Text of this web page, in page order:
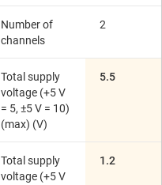
Number of
channels
2
Total supply
voltage (+5 V
= 5, ±5 V = 10)
(max) (V)
5.5
Total supply
voltage (+5 V
1.2